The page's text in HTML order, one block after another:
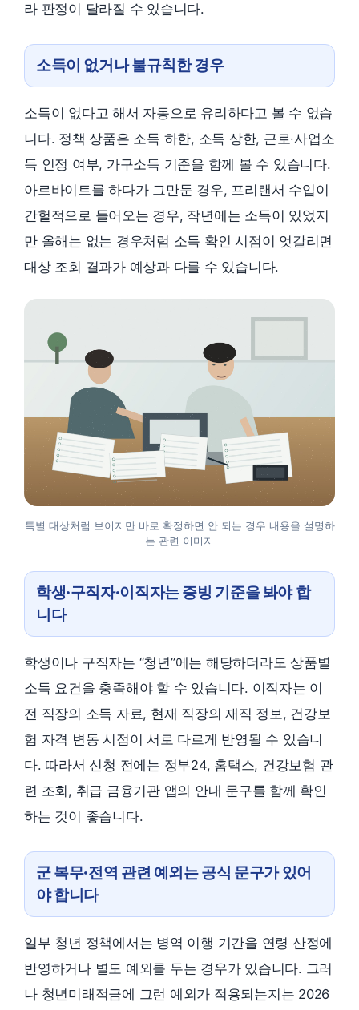
라 판정이 달라질 수 있습니다.
소득이 없거나 불규칙한 경우
소득이 없다고 해서 자동으로 유리하다고 볼 수 없습
니다. 정책 상품은 소득 하한, 소득 상한, 근로·사업소
득 인정 여부, 가구소득 기준을 함께 볼 수 있습니다.
아르바이트를 하다가 그만둔 경우, 프리랜서 수입이
간헐적으로 들어오는 경우, 작년에는 소득이 있었지
만 올해는 없는 경우처럼 소득 확인 시점이 엇갈리면
대상 조회 결과가 예상과 다를 수 있습니다.
특별 대상처럼 보이지만 바로 확정하면 안 되는 경우 내용을 설명하
는 관련 이미지
학생·구직자·이직자는 증빙 기준을 봐야 합
니다
학생이나 구직자는 “청년”에는 해당하더라도 상품별
소득 요건을 충족해야 할 수 있습니다. 이직자는 이
전 직장의 소득 자료, 현재 직장의 재직 정보, 건강보
험 자격 변동 시점이 서로 다르게 반영될 수 있습니
다. 따라서 신청 전에는 정부24, 홈택스, 건강보험 관
련 조회, 취급 금융기관 앱의 안내 문구를 함께 확인
하는 것이 좋습니다.
군 복무·전역 관련 예외는 공식 문구가 있어
야 합니다
일부 청년 정책에서는 병역 이행 기간을 연령 산정에
반영하거나 별도 예외를 두는 경우가 있습니다. 그러
나 청년미래적금에 그런 예외가 적용되는지는 2026